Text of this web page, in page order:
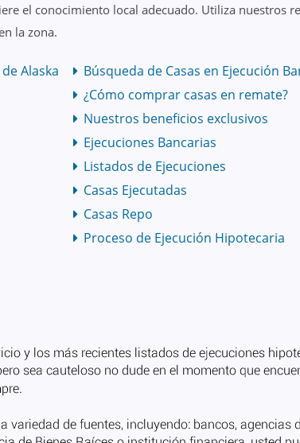
el conocimiento local adecuado. Utiliza nuestros
la zona.
Alaska
Búsqueda de Casas en Ejecución
¿Cómo comprar casas en remate?
Nuestros beneficios exclusivos
Ejecuciones Bancarias
Listados de Ejecuciones
Casas Ejecutadas
Casas Repo
Proceso de Ejecución Hipotecaria